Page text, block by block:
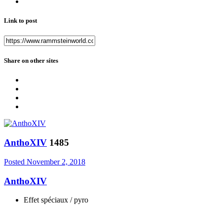
Link to post
Share on other sites
AnthoXIV 1485
Posted November 2, 2018
AnthoXIV
Effet spéciaux / pyro